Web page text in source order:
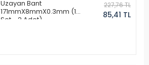
Uzayan Bant
171mmX8mmX0.3mm (1
Set - 2 Adet)
227,76 TL
85,41 TL